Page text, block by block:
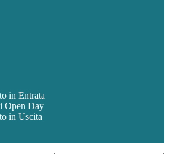
in Entrata
Open Day
in Uscita